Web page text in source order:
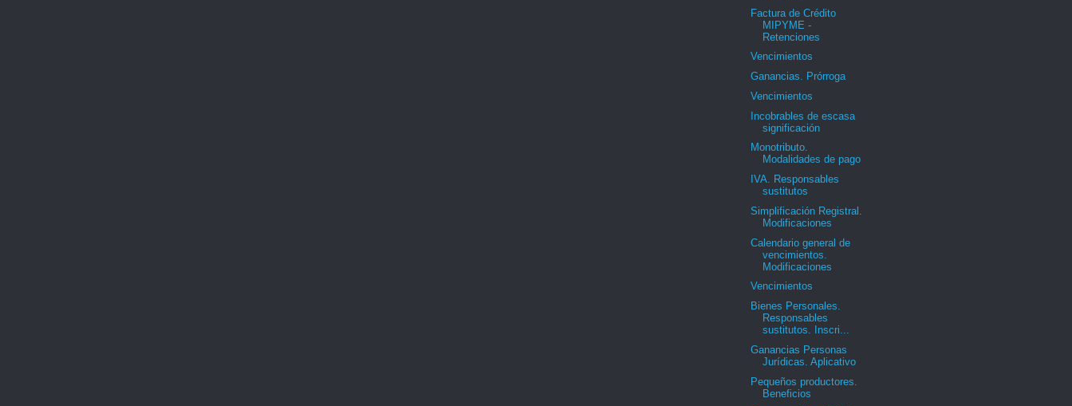
Factura de Crédito
MIPYME -
Retenciones
Vencimientos
Ganancias. Prórroga
Vencimientos
Incobrables de escasa
significación
Monotributo.
Modalidades de pago
IVA. Responsables
sustitutos
Simplificación Registral.
Modificaciones
Calendario general de
vencimientos.
Modificaciones
Vencimientos
Bienes Personales.
Responsables
sustitutos. Inscri...
Ganancias Personas
Jurídicas. Aplicativo
Pequeños productores.
Beneficios